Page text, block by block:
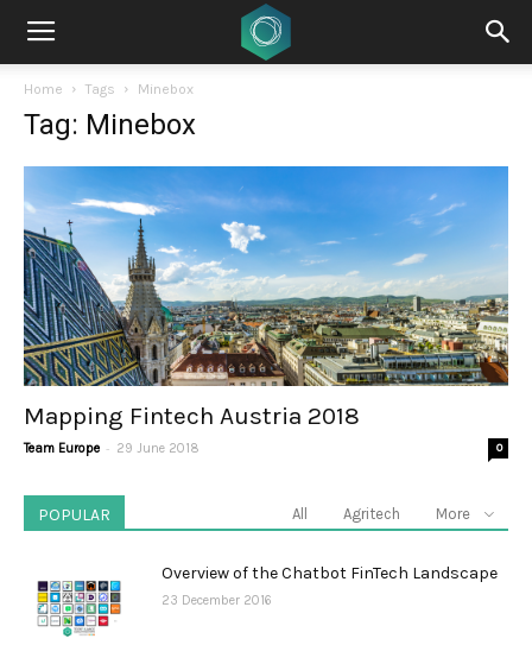
Home Tags Minebox
Tag: Minebox
Mapping Fintech Austria 2018
Team Europe - 29 June 2018 0
POPULAR All Agritech More
Overview of the Chatbot FinTech Landscape
23 December 2016